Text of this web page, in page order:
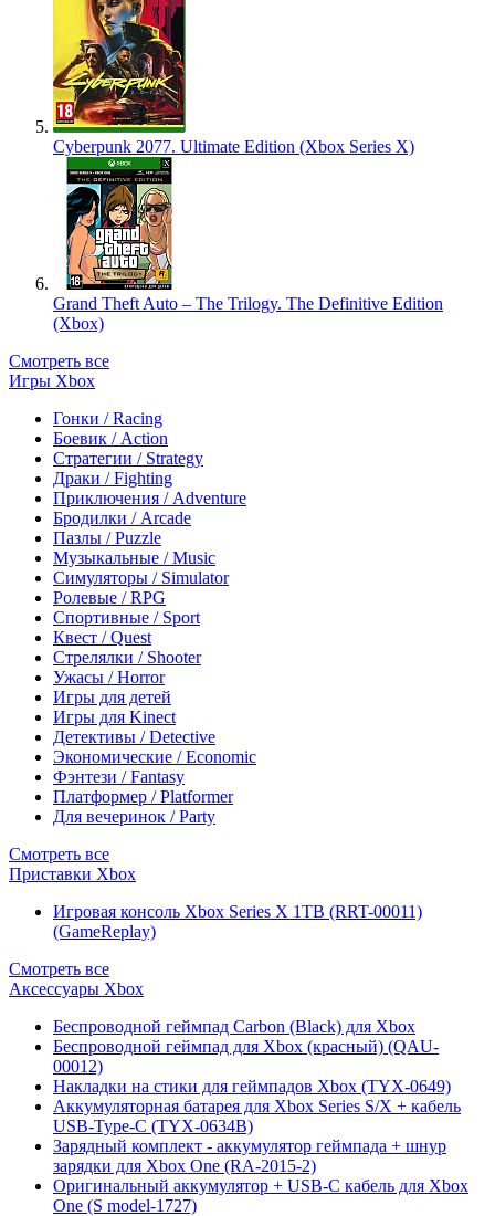
Cyberpunk 2077. Ultimate Edition (Xbox Series X)
Grand Theft Auto – The Trilogy. The Definitive Edition
(Xbox)
Смотреть все
Игры Xbox
Гонки / Racing
Боевик / Action
Стратегии / Strategy
Драки / Fighting
Приключения / Adventure
Бродилки / Arcade
Пазлы / Puzzle
Музыкальные / Music
Симуляторы / Simulator
Ролевые / RPG
Спортивные / Sport
Квест / Quest
Стрелялки / Shooter
Ужасы / Horror
Игры для детей
Игры для Kinect
Детективы / Detective
Экономические / Economic
Фэнтези / Fantasy
Платформер / Platformer
Для вечеринок / Party
Смотреть все
Приставки Xbox
Игровая консоль Xbox Series X 1TB (RRT-00011)
(GameReplay)
Смотреть все
Аксессуары Xbox
Беспроводной геймпад Carbon (Black) для Xbox
Беспроводной геймпад для Xbox (красный) (QAU-
00012)
Накладки на стики для геймпадов Xbox (TYX-0649)
Аккумуляторная батарея для Xbox Series S/X + кабель
USB-Type-C (TYX-0634B)
Зарядный комплект - аккумулятор геймпада + шнур
зарядки для Xbox One (RA-2015-2)
Оригинальный аккумулятор + USB-C кабель для Xbox
One (S model-1727)